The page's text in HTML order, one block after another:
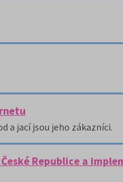
a jací jsou jeho zákazníci.
Republice a